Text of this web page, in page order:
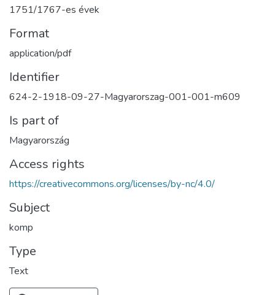
1751/1767-es évek
Format
application/pdf
Identifier
624-2-1918-09-27-Magyarorszag-001-001-m609
Is part of
Magyarország
Access rights
https://creativecommons.org/licenses/by-nc/4.0/
Subject
komp
Type
Text